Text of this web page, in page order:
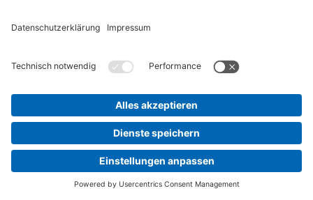
ImpressumDatenschutzNutzungsbedingungen
PflichtinformationenAGB / Sonderbedingungen
BarrierefreiheitWiderrufsformularBildquellen
Cookie-Einstellungen